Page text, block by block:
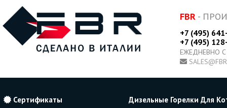
FBR -
+7 (495)
+7 (495)
ЕЖЕДНЕВНО
Сертификаты
Дизельные Горелки Для